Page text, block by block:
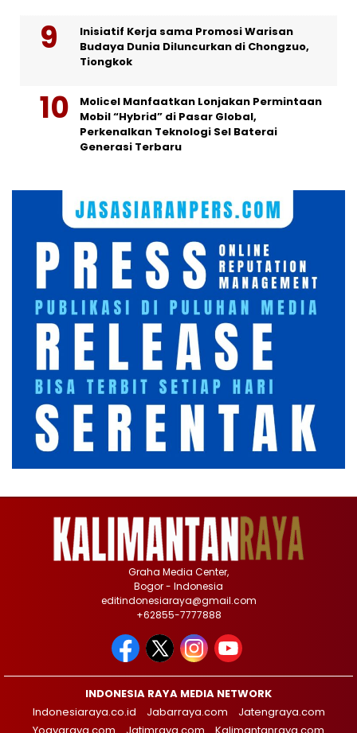
Inisiatif Kerja sama Promosi Warisan
Budaya Dunia Diluncurkan di Chongzuo,
Tiongkok
Molicel Manfaatkan Lonjakan Permintaan
Mobil “Hybrid” di Pasar Global,
Perkenalkan Teknologi Sel Baterai
Generasi Terbaru
Graha Media Center,
Bogor - Indonesia
editindonesiaraya@gmail.com
+62855-7777888
INDONESIA RAYA MEDIA NETWORK
Indonesiaraya.co.id
Jabarraya.com
Jatengraya.com